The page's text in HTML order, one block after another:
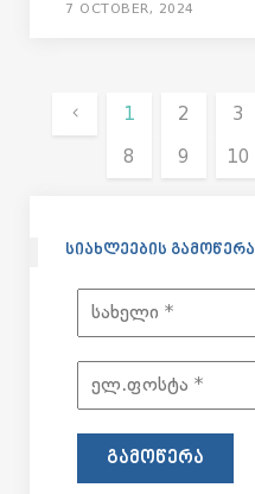
7 OCTOBER, 2024
1 2 3
8
9 10
ᲡᲘᲐᲮᲚᲔᲔᲑᲘᲡ ᲒᲐᲛᲝᲬᲔᲠᲐ